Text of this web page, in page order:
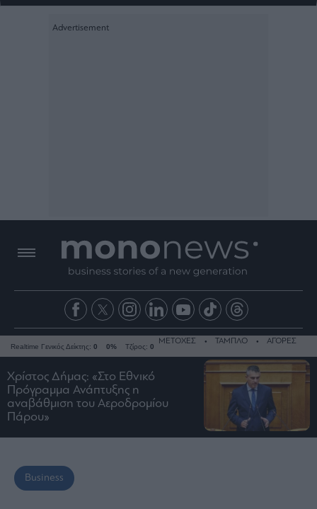
Ειδήσεις
Οικονομία
Τράπεζες
Realtime Γενικός Δείκτης: 0 0% Τζίρος: 0
ΜΕΤΟΧΕΣ ΤΑΜΠΛΟ ΑΓΟΡΕΣ
Χρίστος Δήμας: «Στο Εθνικό
Πρόγραμμα Ανάπτυξης η
αναβάθμιση του Αεροδρομίου
Πάρου»
Business